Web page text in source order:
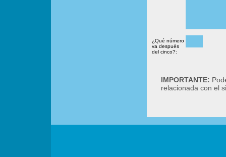
¿Qué número
va después
del cinco?:
IMPORTANTE:
relacionada con el